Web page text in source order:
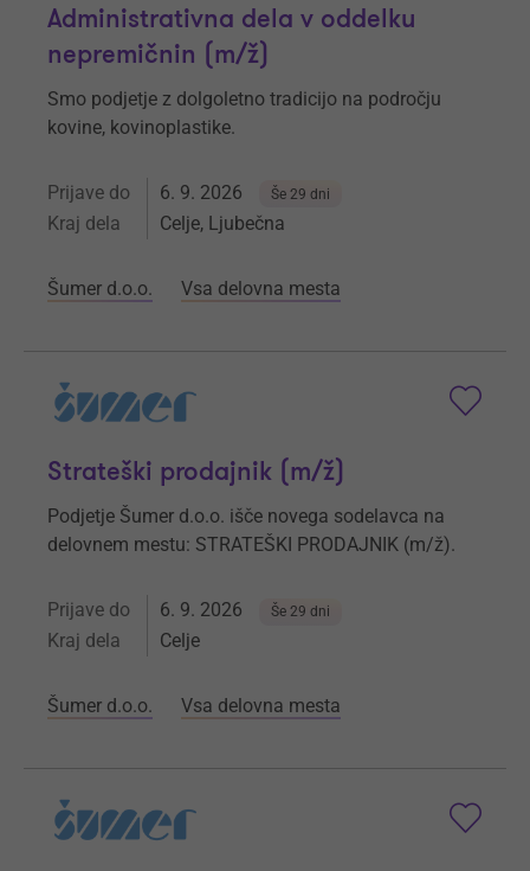
Administrativna dela v oddelku
nepremičnin (m/ž)
Smo podjetje z dolgoletno tradicijo na področju
kovine, kovinoplastike.
Prijave do 6. 9. 2026 Še 29 dni
Kraj dela Celje, Ljubečna
Šumer d.o.o. Vsa delovna mesta
Strateški prodajnik (m/ž)
Podjetje Šumer d.o.o. išče novega sodelavca na
delovnem mestu: STRATEŠKI PRODAJNIK (m/ž).
Prijave do 6. 9. 2026 Še 29 dni
Kraj dela Celje
Šumer d.o.o. Vsa delovna mesta